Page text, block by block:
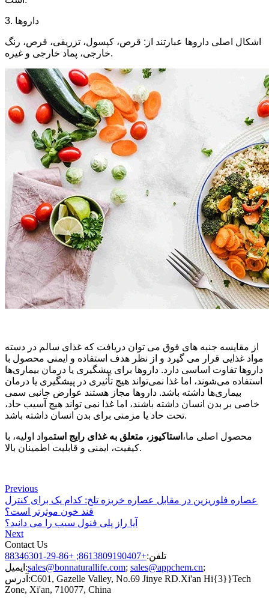
3. داروها
اشکال اصلی داروها عبارتند از: قرص، کپسول، تزریقی، قرص، رنگ
خارجی، پماد خارجی و غیره.
از مقایسه جنبه های فوق می توان دریافت که غذای سالم در دسته
مواد غذایی قرار می گیرد و از نظر هدف استفاده و ایمنی محصول با
داروها تفاوت اساسی دارد. داروها برای پیشگیری یا درمان بیماری‌ها
استفاده می‌شوند، اما غذا نمی‌تواند هیچ تأثیری در پیشگیری یا درمان
بیماری‌ها داشته باشد. داروها مجاز هستند عوارض جانبی سمی
خاصی بر بدن انسان داشته باشند، اما غذا نمی تواند هیچ آسیب حاد،
تحت حاد یا مزمنی برای بدن انسان داشته باشد.
محصول اصلی ما، استاکیوز، متعلق به غذای رایج استمواد اولیه، با
کیفیت، ایمنی و قابلیت اطمینان بالا.
Previous
عصاره فلوریزین در مقابل عصاره خربزه تلخ: کدام یک برای کنترل
قند خون موثرتر است؟
آیا راز پلی فنول سیب را می دانید؟
Next
Contact Us
تلفن:+8613809190407; +86-29-88346301
ایمیل:sales@bonnaturallife.com; sales@appchem.cn;
آدرس:C601, Gazelle Valley, No.69 Jinye RD.Xi'an Hi{3}}Tech
Zone, Xi'an, 710077, China